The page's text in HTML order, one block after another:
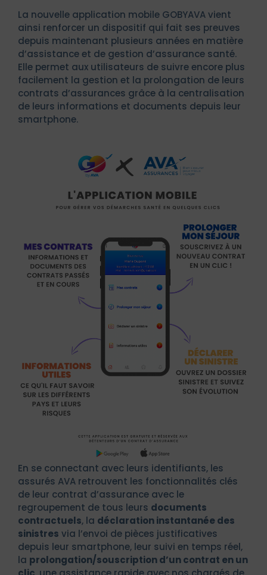
La nouvelle application mobile GOBYAVA vient
ainsi renforcer un dispositif qui fait ses preuves
depuis maintenant plusieurs années en matière
d’assistance et de gestion d’assurance santé.
Elle permet aux utilisateurs de suivre encore plus
facilement la gestion et la prolongation de leurs
contrats d’assurances grâce à la centralisation
de leurs informations et documents depuis leur
smartphone.
En se connectant avec leurs identifiants, les
assurés AVA retrouvent les fonctionnalités clés
de leur contrat d’assurance avec le
regroupement de tous leurs documents
contractuels, la déclaration instantanée des
sinistres via l’envoi de pièces justificatives
depuis leur smartphone, leur suivi en temps réel,
la prolongation/souscription d’un contrat en un